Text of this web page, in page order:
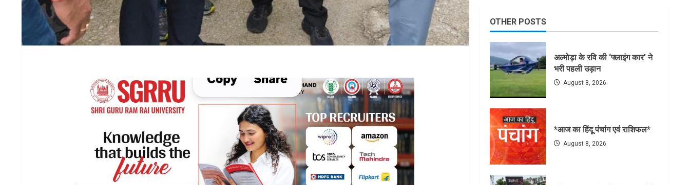
OTHER POSTS
अल्मोड़ा के रवि की ‘फ्लाइंग कार’ ने
भरी पहली उड़ान
August 8, 2026
*आज का हिंदू पंचांग एवं राशिफल*
August 8, 2026